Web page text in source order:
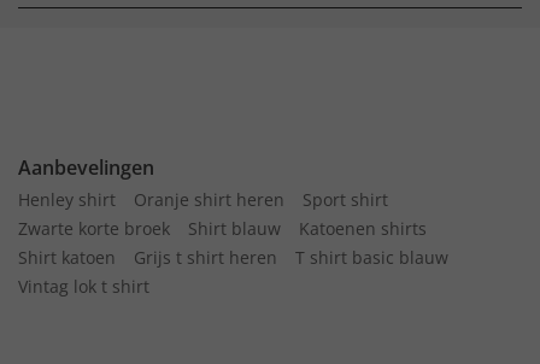
Aanbevelingen
Henley shirt Oranje shirt heren
Sport shirt
Zwarte korte broek
Shirt blauw
Katoenen shirts
Shirt katoen
Grijs t shirt heren
T shirt basic blauw
Vintag lok t shirt